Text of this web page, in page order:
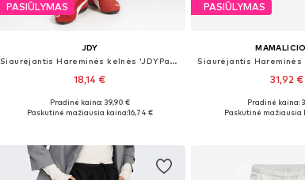
PASIŪLYMAS
JDY
Siaurėjantis Hareminės kelnės 'JDYPaloma'
18,14 €
Galimi dydžiai: S x 32, M x 32, L x 32
Pradinė kaina: 39,90 €
Paskutinė mažiausia kaina:16,74 €
PASIŪLYMAS
31,92 €
Galimi dydžiai: XS,
Pradinė kaina:
Paskutinė mažiausia